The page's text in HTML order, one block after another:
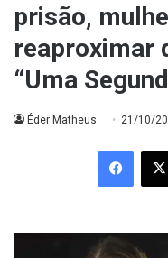
prisão,
reaproximar
“Uma
Éder Matheus 21/10/